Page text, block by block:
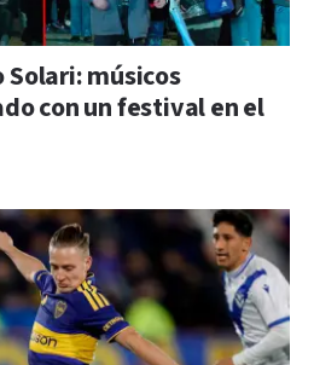
músicos
con un festival en el